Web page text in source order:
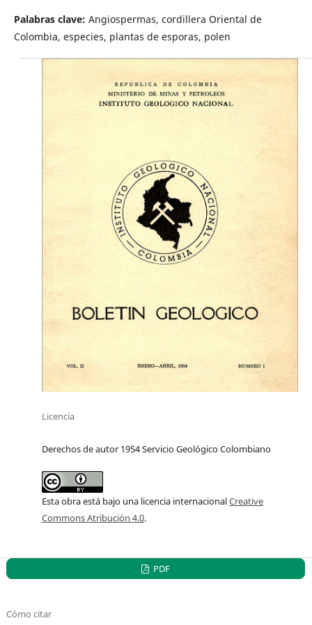
Palabras clave: Angiospermas, cordillera Oriental de
Colombia, especies, plantas de esporas, polen
Licencia
Derechos de autor 1954 Servicio Geológico Colombiano
Esta obra está bajo una licencia internacionalCreative
Commons Atribución 4.0.
PDF
Cómo citar